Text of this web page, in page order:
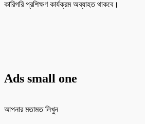
কারিগরি প্রশিক্ষণ কার্যক্রম অব্যাহত থাকবে।
Ads small one
আপনার মতামত লিখুন